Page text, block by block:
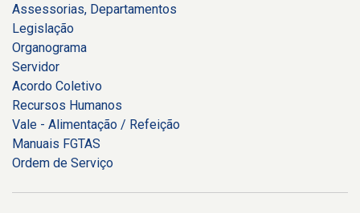
Assessorias, Departamentos
Legislação
Organograma
Servidor
Acordo Coletivo
Recursos Humanos
Vale - Alimentação / Refeição
Manuais FGTAS
Ordem de Serviço